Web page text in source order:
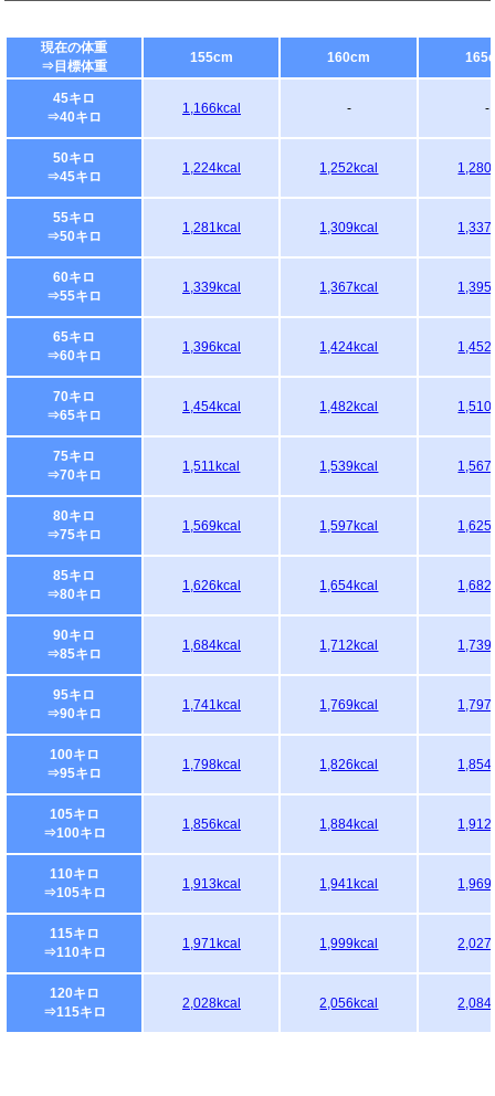
現在の体重
⇒目標体重
155cm 160cm
45キロ
⇒40キロ
1,166kcal - -
50キロ
⇒45キロ
1,224kcal 1,252kcal
55キロ
⇒50キロ
1,281kcal 1,309kcal
60キロ
⇒55キロ
1,339kcal 1,367kcal
65キロ
⇒60キロ
1,396kcal 1,424kcal
70キロ
⇒65キロ
1,454kcal 1,482kcal
75キロ
⇒70キロ
1,511kcal 1,539kcal
80キロ
⇒75キロ
1,569kcal 1,597kcal
85キロ
⇒80キロ
1,626kcal 1,654kcal
90キロ
⇒85キロ
1,684kcal 1,712kcal
95キロ
⇒90キロ
1,741kcal 1,769kcal
100キロ
⇒95キロ
1,798kcal 1,826kcal
105キロ
⇒100キロ
1,856kcal 1,884kcal
110キロ
⇒105キロ
1,913kcal 1,941kcal
115キロ
⇒110キロ
1,971kcal 1,999kcal
120キロ
⇒115キロ
2,028kcal 2,056kcal